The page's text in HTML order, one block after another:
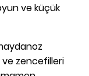
ve küçük
ve zencefilleri